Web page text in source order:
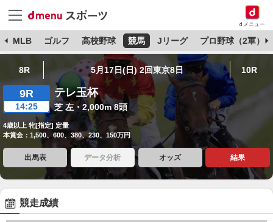
dメニュー
MLB ゴルフ 高校野球 競馬 Jリーグ プロ野球（2軍）
8R 5月17日(日) 2回東京8日 10R
9R
14:25
テレ玉杯
芝 左・2,000m 8頭
4歳以上 牝[指定] 定量
本賞金：1,500、600、380、230、150万円
出馬表 データ分析 オッズ 結果
競走成績